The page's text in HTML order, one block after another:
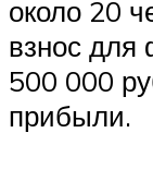
около 20
взнос для
500 000
прибыли.